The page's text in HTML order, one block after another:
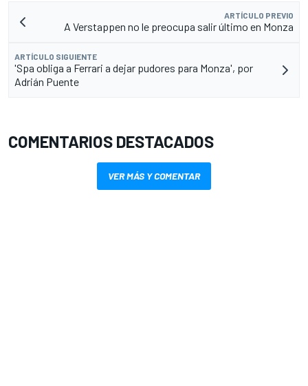
ARTÍCULO PREVIO
A Verstappen no le preocupa salir último en Monza
ARTÍCULO SIGUIENTE
'Spa obliga a Ferrari a dejar pudores para Monza', por
Adrián Puente
COMENTARIOS DESTACADOS
VER MÁS Y COMENTAR